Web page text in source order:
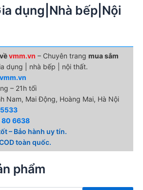
dụng|Nhà bếp|Nội
vmm.vn – Chuyên trang mua sắm
dụng | nhà bếp | nội thất.
vmm.vn
– 21h tối
Nam, Mai Động, Hoàng Mai, Hà Nội
80 6638
– Bảo hành uy tín.
toàn quốc.
phẩm